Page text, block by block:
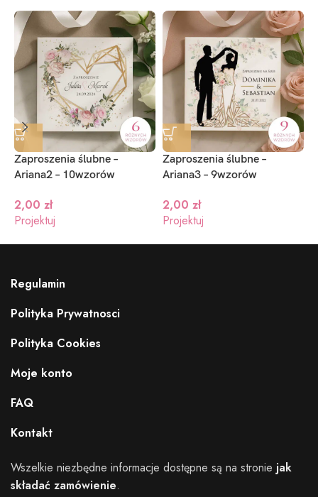
Zaproszenia ślubne –
Ariana2 – 10wzorów
2,00 zł
Projektuj
Zaproszenia ślubne –
Ariana3 – 9wzorów
2,00 zł
Projektuj
Regulamin
Polityka Prywatnosci
Polityka Cookies
Moje konto
FAQ
Kontakt
Wszelkie niezbędne informacje dostępne są na stronie jak
składać zamówienie.